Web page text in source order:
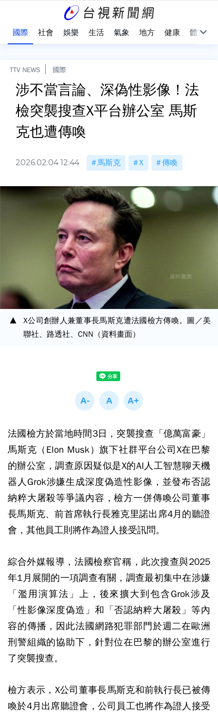
國際 社會 娛樂 生活 氣象 地方 健康 體育
TTV NEWS 國際
涉不當言論、深偽性影像！法
檢突襲搜查X平台辦公室 馬斯
克也遭傳喚
2026.02.04 12:44 馬斯克 X 傳喚
X公司創辦人兼董事長馬斯克遭法國檢方傳喚。圖／美
聯社、路透社、CNN（資料畫面）
法國檢方於當地時間3日，突襲搜查「億萬富豪」
馬斯克（Elon Musk）旗下社群平台公司X在巴黎
的辦公室，調查原因疑似是X的AI人工智慧聊天機
器人Grok涉嫌生成深度偽造性影像，並發布否認
納粹大屠殺等爭議內容，檢方一併傳喚公司董事
長馬斯克、前首席執行長雅克里諾出席4月的聽證
會，其他員工則將作為證人接受訊問。
綜合外媒報導，法國檢察官稱，此次搜查與2025
年1月展開的一項調查有關，調查最初集中在涉嫌
「濫用演算法」上，後來擴大到包含Grok涉及
「性影像深度偽造」和「否認納粹大屠殺」等內
容的傳播，因此法國網路犯罪部門於週二在歐洲
刑警組織的協助下，針對位在巴黎的辦公室進行
了突襲搜查。
檢方表示，X公司董事長馬斯克和前執行長已被傳
喚於4月出席聽證會，公司員工也將作為證人接受